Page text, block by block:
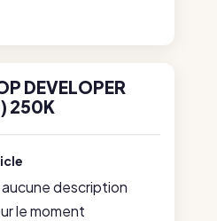
DEVELOPER
250K
description
le moment